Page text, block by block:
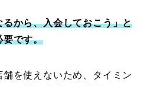
から、入会しておこう」と
要です。
を使えないため、タイミン